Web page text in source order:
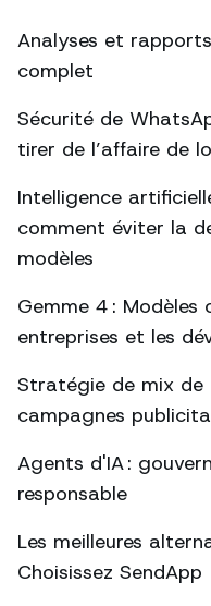
Analyses et
complet
Sécurité de
tirer de l’affaire de
Intelligence
comment éviter la
modèles
Gemme 4 :
entreprises et les
Stratégie de mix de
campagnes
Agents d'IA :
responsable
Les meilleures
Choisissez SendApp